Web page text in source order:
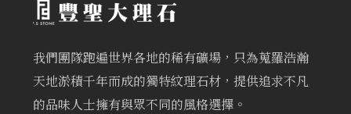
我們團隊跑遍世界各地的稀有礦場，只為蒐羅浩瀚
天地淤積千年而成的獨特紋理石材，提供追求不凡
的品味人士擁有與眾不同的風格選擇。